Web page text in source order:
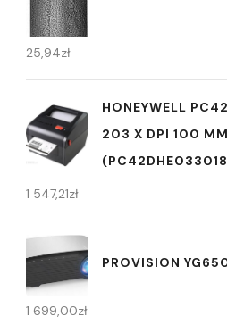
25,94zł
HONEYWELL
203 X DPI 100
1 547,21zł
PROVISION
1 699,00zł